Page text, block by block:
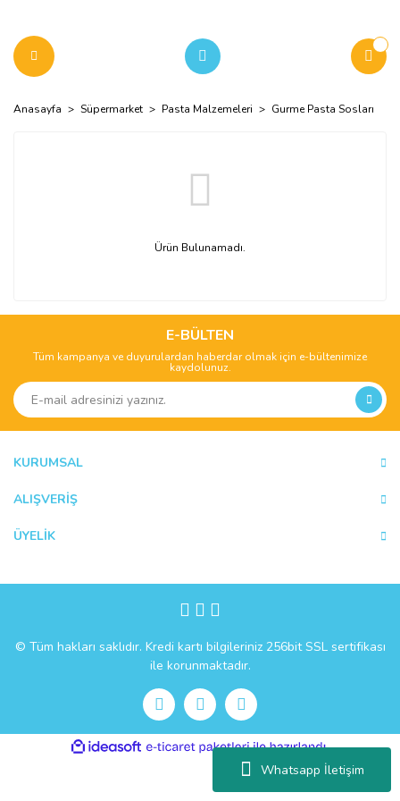
Whatsapp İletişim
Anasayfa Süpermarket Pasta Malzemeleri Gurme Pasta Sosları
Ürün Bulunamadı.
E-BÜLTEN
Tüm kampanya ve duyurulardan haberdar olmak için e-bültenimize
kaydolunuz.
KURUMSAL
ALIŞVERİŞ
ÜYELİK
© Tüm hakları saklıdır. Kredi kartı bilgileriniz 256bit SSL sertifikası
ile korunmaktadır.
ideasoft
e-
ticaret
paketleri
ile
hazırlandı.